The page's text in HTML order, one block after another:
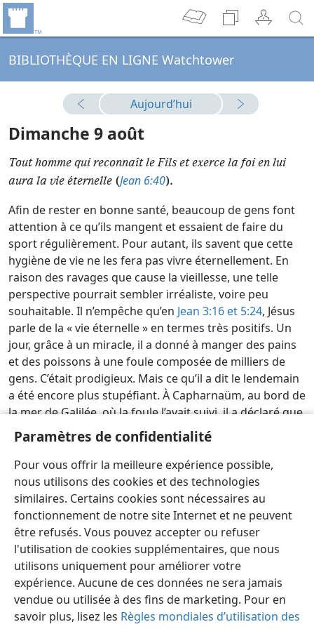
Paramètres de confidentialité
Pour vous offrir la meilleure expérience possible,
nous utilisons des cookies et des technologies
similaires. Certains cookies sont nécessaires au
fonctionnement de notre site Internet et ne peuvent
être refusés. Vous pouvez accepter ou refuser
l'utilisation de cookies supplémentaires, que nous
utilisons uniquement pour améliorer votre
expérience. Aucune de ces données ne sera jamais
vendue ou utilisée à des fins de marketing. Pour en
savoir plus, lisez les Règles mondiales d’utilisation des
BIBLIOTHÈQUE EN LIGNE Watchtower
Aujourd’hui
Dimanche 9 août
Tout homme qui reconnaît le Fils et exerce la foi en lui
aura la vie éternelle (Jean 6:40).
Afin de rester en bonne santé, beaucoup de gens font
attention à ce qu’ils mangent et essaient de faire du
sport régulièrement. Pour autant, ils savent que cette
hygiène de vie ne les fera pas vivre éternellement. En
raison des ravages que cause la vieillesse, une telle
perspective pourrait sembler irréaliste, voire peu
souhaitable. Il n’empêche qu’en Jean 3:16 et 5:24, Jésus
parle de la « vie éternelle » en termes très positifs. Un
jour, grâce à un miracle, il a donné à manger des pains
et des poissons à une foule composée de milliers de
gens. C’était prodigieux. Mais ce qu’il a dit le lendemain
a été encore plus stupéfiant. À Capharnaüm, au bord de
la mer de Galilée, où la foule l’avait suivi, il a déclaré que
des humains pourraient être ressuscités et vivre
éternellement (Jean 6:39, 40). Ces paroles de Jésus
révèlent que de nombreux morts seront ressuscités et
que tes chers disparus et toi aurez la possibilité de vivre
éternellement.w24.1249:1-2 .
Examinons les Écritures chaque jour 2026
Langue des signes québécoisePartager Préférences
Copyright © 2026 Watch Tower Bible and Tract Society of Pennsylvania
Conditions d’utilisation
Règles de confidentialité
Paramètres de confidentialité
JW.ORG Se connecter